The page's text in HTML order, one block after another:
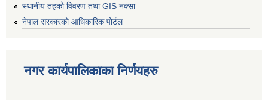
स्थानीय तहको विवरण तथा GIS नक्सा
नेपाल सरकारको आधिकारिक पोर्टल
नगर कार्यपालिकाका निर्णयहरु